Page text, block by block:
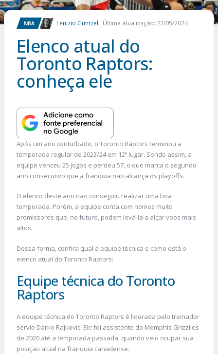
MAIS ESPORTES
NBA Lenizio Güntzel Última atualização: 22/05/2024
Elenco atual do
Toronto Raptors:
conheça ele
Após um ano conturbado, o Toronto Raptors terminou a
temporada regular de 2023/24 em 12º lugar. Sendo assim, a
equipe venceu 25 jogos e perdeu 57, o que marca o segundo
ano consecutivo que a franquia não alcança os playoffs.
O elenco deste ano não conseguiu realizar uma boa
temporada. Porém, a equipe conta com nomes muito
promissores que, no futuro, podem levá-la a alçar voos mais
altos.
Dessa forma, confira qual a equipe técnica e como está o
elenco atual do Toronto Raptors:
Equipe técnica do Toronto
Raptors
A equipe técnica do Toronto Raptors é liderada pelo treinador
sérvio Darko Rajkovic. Ele foi assistente do Memphis Grizzlies
de 2020 até a temporada passada, quando veio ocupar sua
posição atual na franquia canadense.